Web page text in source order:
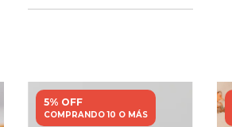
5% OFF
COMPRANDO 10 O MÁS